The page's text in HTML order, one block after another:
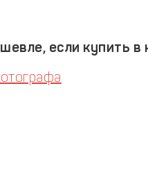
если купить в